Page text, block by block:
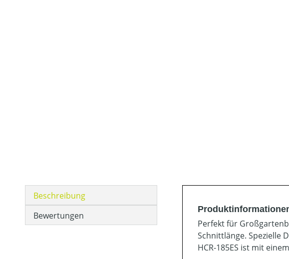
Beschreibung
Bewertungen
Perfekt für
Schnittlänge. Spezielle
HCR-185ES ist mit